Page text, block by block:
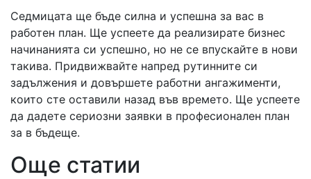
Седмицата ще бъде силна и успешна за вас в
работен план. Ще успеете да реализирате бизнес
начинанията си успешно, но не се впускайте в нови
такива. Придвижвайте напред рутинните си
задължения и довършете работни ангажименти,
които сте оставили назад във времето. Ще успеете
да дадете сериозни заявки в професионален план
за в бъдеще.
Още статии